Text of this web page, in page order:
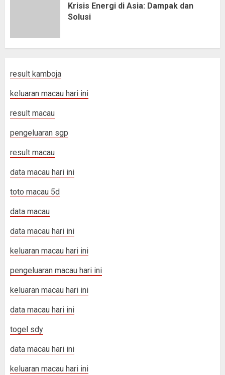
Krisis Energi di Asia: Dampak dan
Solusi
result kamboja
keluaran macau hari ini
result macau
pengeluaran sgp
result macau
data macau hari ini
toto macau 5d
data macau
data macau hari ini
keluaran macau hari ini
pengeluaran macau hari ini
keluaran macau hari ini
data macau hari ini
togel sdy
data macau hari ini
keluaran macau hari ini